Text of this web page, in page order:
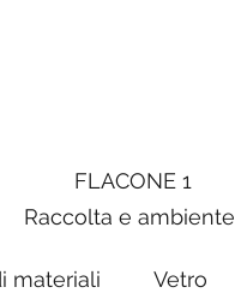
FLACONE 1
Raccolta e ambiente
materiali Vetro